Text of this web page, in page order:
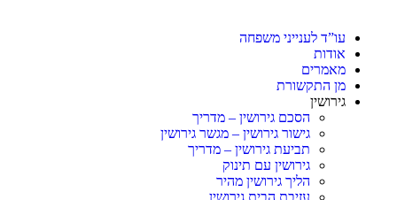
עו”ד לענייני משפחה
אודות
מאמרים
מן התקשורת
גירושין
הסכם גירושין – מדריך
גישור גירושין – מגשר גירושין
תביעת גירושין – מדריך
גירושין עם תינוק
הליך גירושין מהיר
עזיבת הבית גירושין